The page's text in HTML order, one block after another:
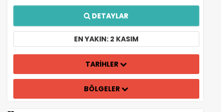
DETAYLAR
EN YAKIN: 2 KASIM
TARİHLER
BÖLGELER